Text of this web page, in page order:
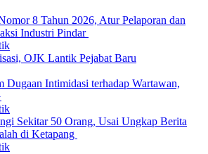
8 Tahun 2026, Atur Pelaporan dan
Industri Pindar
OJK Lantik Pejabat Baru
Dugaan Intimidasi terhadap Wartawan,
Sekitar 50 Orang, Usai Ungkap Berita
di Ketapang